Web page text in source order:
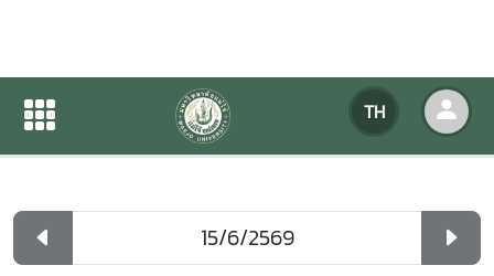
TH
ปฏิทินกิจกรรมของหน่วยงาน
ปฏิทินกิจกรรมของหน่วยงาน